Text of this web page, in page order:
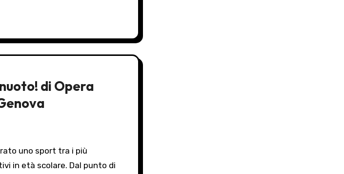
di Opera
in età scolare. Dal punto di